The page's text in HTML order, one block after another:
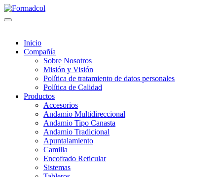
Inicio
Compañía
Sobre Nosotros
Misión y Visión
Política de tratamiento de datos personales
Política de Calidad
Productos
Accesorios
Andamio Multidireccional
Andamio Tipo Canasta
Andamio Tradicional
Apuntalamiento
Camilla
Encofrado Reticular
Sistemas